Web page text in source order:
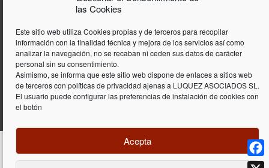
las Cookies
Este sitio web utiliza Cookies propias y de terceros para recopilar
información con la finalidad técnica y mejora de los servicios así como
analizar la navegación, no se recaban ni ceden sus datos de carácter
personal sin su consentimiento.
Asimismo, se informa que este sitio web dispone de enlaces a sitios web
de terceros con políticas de privacidad ajenas a LUQUEZ ASOCIADOS SL.
El usuario puede configurar las preferencias de instalación de cookies con
el botón
Acepta